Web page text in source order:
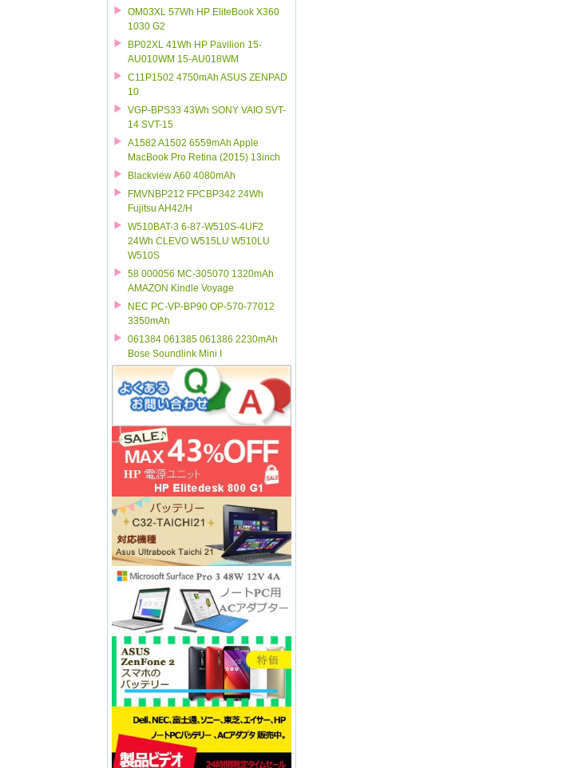
OM03XL 57Wh HP EliteBook X360
1030 G2
BP02XL 41Wh HP Pavilion 15-
AU010WM 15-AU018WM
C11P1502 4750mAh ASUS ZENPAD
10
VGP-BPS33 43Wh SONY VAIO SVT-
14 SVT-15
A1582 A1502 6559mAh Apple
MacBook Pro Retina (2015) 13inch
Blackview A60 4080mAh
FMVNBP212 FPCBP342 24Wh
Fujitsu AH42/H
W510BAT-3 6-87-W510S-4UF2
24Wh CLEVO W515LU W510LU
W510S
58 000056 MC-305070 1320mAh
AMAZON Kindle Voyage
NEC PC-VP-BP90 OP-570-77012
3350mAh
061384 061385 061386 2230mAh
Bose Soundlink Mini I